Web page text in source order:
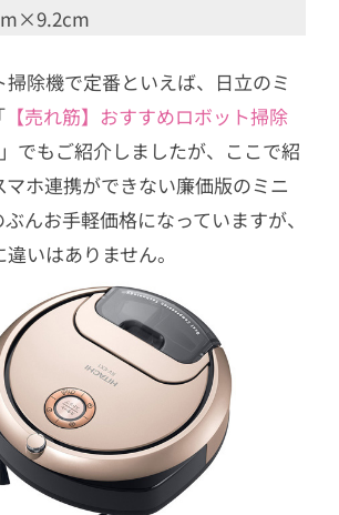
除機で定番といえば、日立のミ
【売れ筋】おすすめロボット掃除
」でもご紹介しましたが、ここで紹
ホ連携ができない廉価版のミニ
んお手軽価格になっていますが、
いはありません。